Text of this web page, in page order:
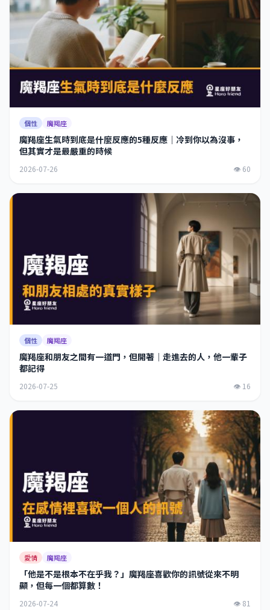
個性 魔羯座
魔羯座生氣時到底是什麼反應的5種反應｜冷到你以為沒事，
但其實才是最嚴重的時候
2026-07-26 👁 60
個性 魔羯座
魔羯座和朋友之間有一道門，但開著｜走進去的人，他一輩子
都記得
2026-07-25 👁 16
愛情 魔羯座
「他是不是根本不在乎我？」魔羯座喜歡你的訊號從來不明
顯，但每一個都算數！
2026-07-24 👁 81